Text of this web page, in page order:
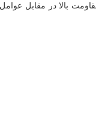
بالا در مقابل